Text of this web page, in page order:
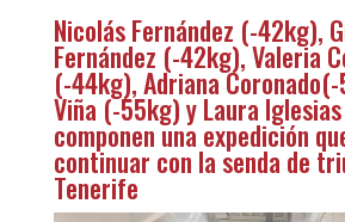
Nicolás Fernández (-42kg),
Fernández (-42kg), Valeria
(-44kg), Adriana
Viña (-55kg) y Laura
componen una expedición
continuar con la senda de
Tenerife